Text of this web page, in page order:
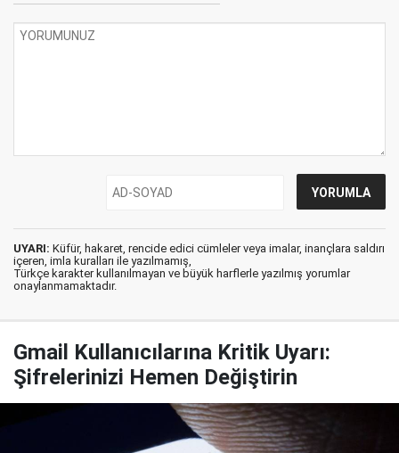
UYARI: Küfür, hakaret, rencide edici cümleler veya imalar, inançlara saldırı
içeren, imla kuralları ile yazılmamış,
Türkçe karakter kullanılmayan ve büyük harflerle yazılmış yorumlar
onaylanmamaktadır.
Gmail Kullanıcılarına Kritik Uyarı:
Şifrelerinizi Hemen Değiştirin